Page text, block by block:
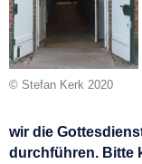
© Stefan Kerk 2020
wir die
durchführen. Bitte